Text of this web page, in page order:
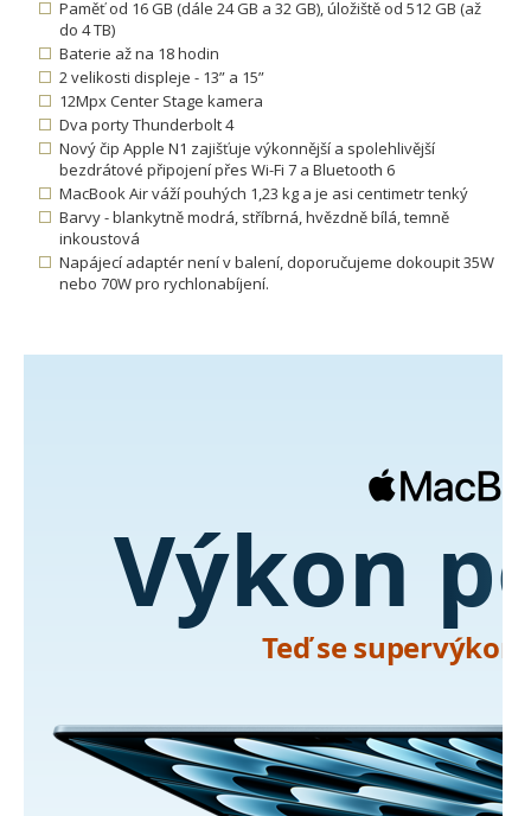
Paměť od 16 GB (dále 24 GB a 32 GB), úložiště od 512 GB (až
do 4 TB)
Baterie až na 18 hodin
2 velikosti displeje - 13” a 15”
12Mpx Center Stage kamera
Dva porty Thunderbolt 4
Nový čip Apple N1 zajišťuje výkonnější a spolehlivější
bezdrátové připojení přes Wi-Fi 7 a Bluetooth 6
MacBook Air váží pouhých 1,23 kg a je asi centimetr tenký
Barvy - blankytně modrá, stříbrná, hvězdně bílá, temně
inkoustová
Napájecí adaptér není v balení, doporučujeme dokoupit 35W
nebo 70W pro rychlonabíjení.